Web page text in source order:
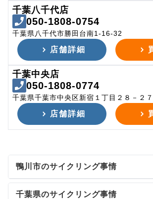
千葉八千代店
050-1808-0754
千葉県八千代市勝田台南1-16-32
店舗詳細
千葉中央店
050-1808-0774
千葉県千葉市中央区新宿１丁目２８－２７
店舗詳細
鴨川市のサイクリング事情
千葉県のサイクリング事情